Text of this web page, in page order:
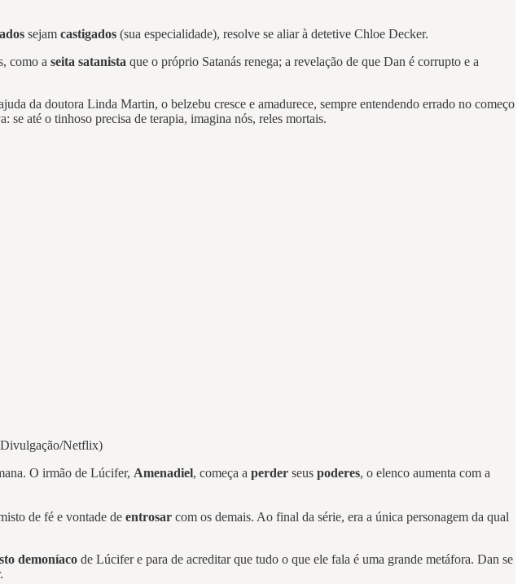
sejam castigados (sua especialidade), resolve se aliar à detetive Chloe Decker.
como a seita satanista que o próprio Satanás renega; a revelação de que Dan é corrupto e a
da doutora Linda Martin, o belzebu cresce e amadurece, sempre entendendo errado no começo
se até o tinhoso precisa de terapia, imagina nós, reles mortais.
Divulgação/Netflix)
O irmão de Lúcifer, Amenadiel, começa a perder seus poderes, o elenco aumenta com a
de fé e vontade de entrosar com os demais. Ao final da série, era a única personagem da qual
demoníaco de Lúcifer e para de acreditar que tudo o que ele fala é uma grande metáfora. Dan se